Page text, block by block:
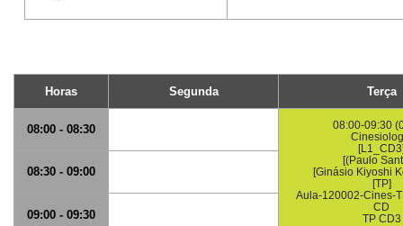
Horas Segunda Terça
08:00 - 08:30
08:00-09:30
[(Paulo
[Ginásio Kiyoshi
[TP]
Aula-120002-Cines-
CD
TP CD3
08:30 - 09:00
09:00 - 09:30